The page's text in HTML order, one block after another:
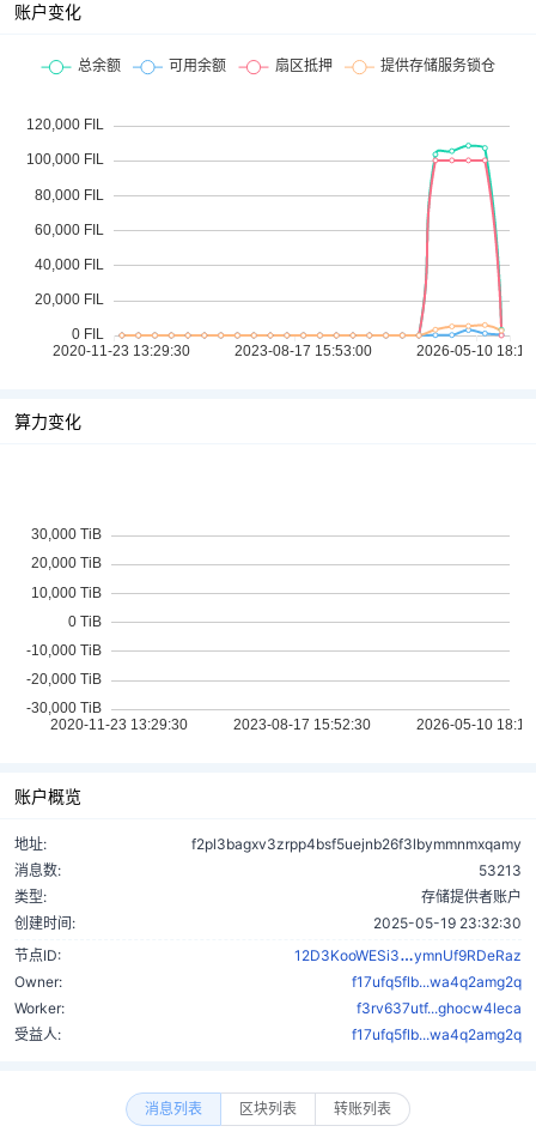
账户变化
算力变化
账户概览
地址:
f2pl3bagxv3zrpp4bsf5uejnb26f3lbymmnmxqamy
消息数:
53213
类型:
存储提供者账户
创建时间:
2025-05-19 23:32:30
节点ID:
12D3KooWESi3
ymnUf9RDeRaz
Owner:
f17ufq5flb...wa4q2amg2q
Worker:
f3rv637utf...ghocw4leca
受益人:
f17ufq5flb...wa4q2amg2q
消息列表 区块列表 转账列表